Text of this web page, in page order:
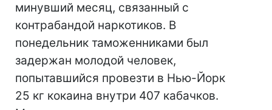
минувший месяц, связанный с
контрабандой наркотиков. В
понедельник таможенниками был
задержан молодой человек,
попытавшийся провезти в Нью-Йорк
25 кг кокаина внутри 407 кабачков.